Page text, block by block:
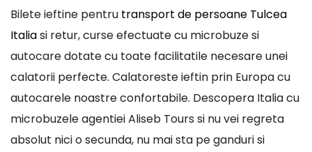
Bilete ieftine pentru transport de persoane Tulcea
Italiasi retur, curse efectuate cu microbuze si
autocare dotate cu toate facilitatile necesare unei
calatorii perfecte. Calatoreste ieftin prin Europa cu
autocarele noastre confortabile. Descopera Italia cu
microbuzele agentiei Aliseb Tours si nu vei regreta
absolut nici o secunda, nu mai sta pe ganduri si